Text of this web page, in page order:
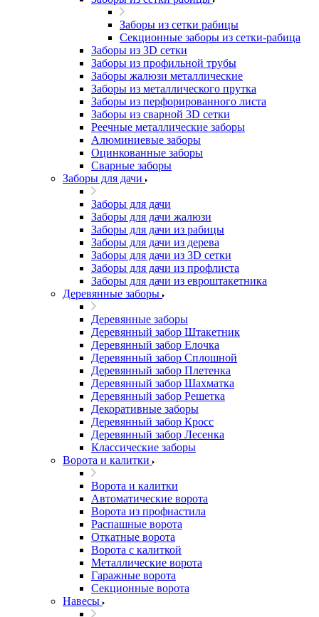
Заборы из сетки рабицы
Секционные заборы из сетки-рабица
Заборы из 3D сетки
Заборы из профильной трубы
Заборы жалюзи металлические
Заборы из металлического прутка
Заборы из перфорированного листа
Заборы из сварной 3D сетки
Реечные металлические заборы
Алюминиевые заборы
Оцинкованные заборы
Сварные заборы
Заборы для дачи
Заборы для дачи
Заборы для дачи жалюзи
Заборы для дачи из рабицы
Заборы для дачи из дерева
Заборы для дачи из 3D сетки
Заборы для дачи из профлиста
Заборы для дачи из евроштакетника
Деревянные заборы
Деревянные заборы
Деревянный забор Штакетник
Деревянный забор Елочка
Деревянный забор Сплошной
Деревянный забор Плетенка
Деревянный забор Шахматка
Деревянный забор Решетка
Декоративные заборы
Деревянный забор Кросс
Деревянный забор Лесенка
Классические заборы
Ворота и калитки
Ворота и калитки
Автоматические ворота
Ворота из профнастила
Распашные ворота
Откатные ворота
Ворота с калиткой
Металлические ворота
Гаражные ворота
Секционные ворота
Навесы